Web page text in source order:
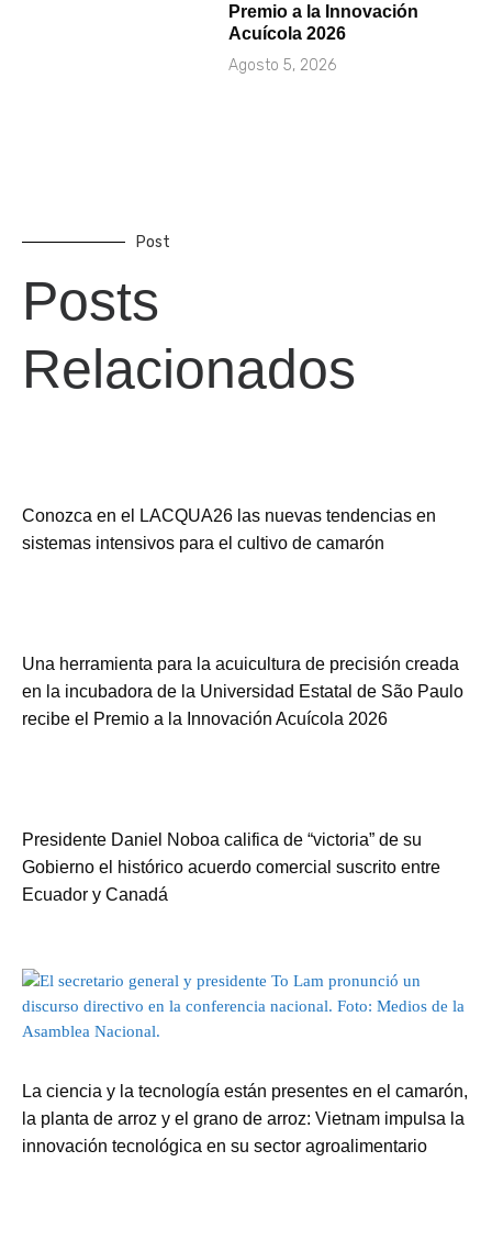
Premio a la Innovación
Acuícola 2026
Agosto 5, 2026
Post
Posts
Relacionados
Conozca en el LACQUA26 las nuevas tendencias en
sistemas intensivos para el cultivo de camarón
Una herramienta para la acuicultura de precisión creada
en la incubadora de la Universidad Estatal de São Paulo
recibe el Premio a la Innovación Acuícola 2026
Presidente Daniel Noboa califica de “victoria” de su
Gobierno el histórico acuerdo comercial suscrito entre
Ecuador y Canadá
La ciencia y la tecnología están presentes en el camarón,
la planta de arroz y el grano de arroz: Vietnam impulsa la
innovación tecnológica en su sector agroalimentario